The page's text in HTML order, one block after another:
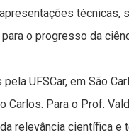
o progresso da
UFSCar, em São
Carlos. Para o Prof.
relevância científica